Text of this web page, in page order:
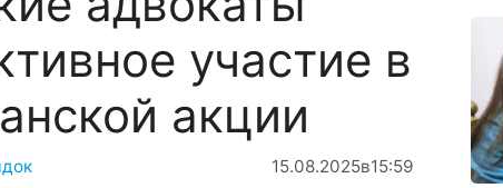
участие в
акции
15.08.2025в15:59